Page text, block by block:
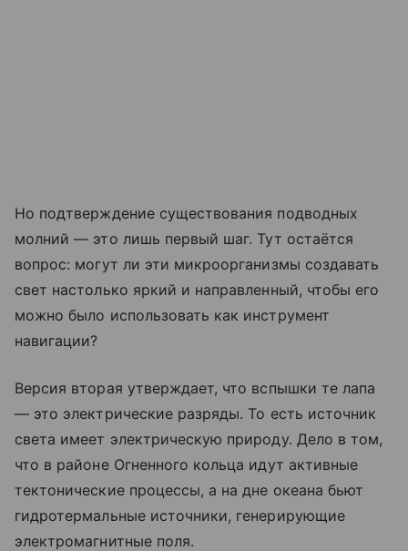
Но подтверждение существования подводных
молний — это лишь первый шаг. Тут остаётся
вопрос: могут ли эти микроорганизмы создавать
свет настолько яркий и направленный, чтобы его
можно было использовать как инструмент
навигации?
Версия вторая утверждает, что вспышки те лапа
— это электрические разряды. То есть источник
света имеет электрическую природу. Дело в том,
что в районе Огненного кольца идут активные
тектонические процессы, а на дне океана бьют
гидротермальные источники, генерирующие
электромагнитные поля.